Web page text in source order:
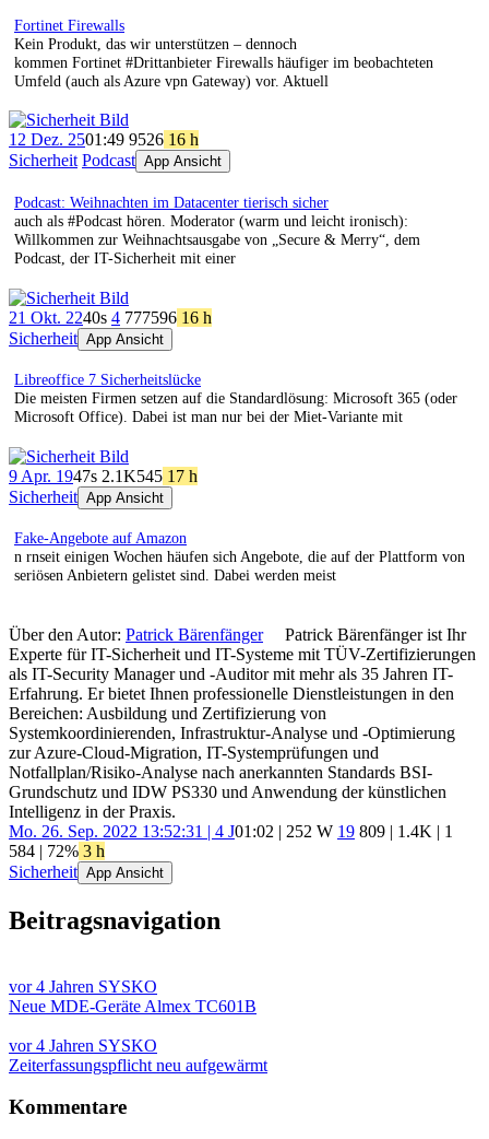
Fortinet Firewalls
Kein Produkt, das wir unterstützen – dennoch
kommen Fortinet #Drittanbieter Firewalls häufiger im beobachteten
Umfeld (auch als Azure vpn Gateway) vor. Aktuell
12 Dez. 2501:49 9526 16 h
Sicherheit Podcast App Ansicht
Podcast: Weihnachten im Datacenter tierisch sicher
auch als #Podcast hören. Moderator (warm und leicht ironisch):
Willkommen zur Weihnachtsausgabe von „Secure & Merry“, dem
Podcast, der IT-Sicherheit mit einer
21 Okt. 2240s 4 777596 16 h
Sicherheit App Ansicht
Libreoffice 7 Sicherheitslücke
Die meisten Firmen setzen auf die Standardlösung: Microsoft 365 (oder
Microsoft Office). Dabei ist man nur bei der Miet-Variante mit
9 Apr. 1947s 2.1K545 17 h
Sicherheit App Ansicht
Fake-Angebote auf Amazon
n rnseit einigen Wochen häufen sich Angebote, die auf der Plattform von
seriösen Anbietern gelistet sind. Dabei werden meist
Über den Autor: Patrick Bärenfänger
Patrick Bärenfänger ist Ihr
Experte für IT-Sicherheit und IT-Systeme mit TÜV-Zertifizierungen
als IT-Security Manager und -Auditor mit mehr als 35 Jahren IT-
Erfahrung. Er bietet Ihnen professionelle Dienstleistungen in den
Bereichen: Ausbildung und Zertifizierung von
Systemkoordinierenden, Infrastruktur-Analyse und -Optimierung
zur Azure-Cloud-Migration, IT-Systemprüfungen und
Notfallplan/Risiko-Analyse nach anerkannten Standards BSI-
Grundschutz und IDW PS330 und Anwendung der künstlichen
Intelligenz in der Praxis.
Mo. 26. Sep. 2022 13:52:31 | 4 J01:02 | 252 W 19 809 | 1.4K | 1
584 | 72% 3 h
Sicherheit App Ansicht
Beitragsnavigation
vor 4 Jahren SYSKO
Neue MDE-Geräte Almex TC601B
vor 4 Jahren SYSKO
Zeiterfassungspflicht neu aufgewärmt
Kommentare